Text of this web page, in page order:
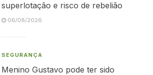
superlotação e risco de rebelião
06/08/2026
SEGURANÇA
Menino Gustavo pode ter sido